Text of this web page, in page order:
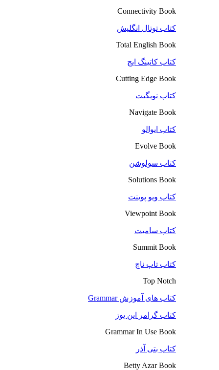
Connectivity Book
کتاب توتال انگلیش
Total English Book
کتاب کاتینگ ایج
Cutting Edge Book
کتاب نویگیت
Navigate Book
کتاب ایوالو
Evolve Book
کتاب سولوشن
Solutions Book
کتاب ویو پوینت
Viewpoint Book
کتاب سامیت
Summit Book
کتاب تاپ ناچ
Top Notch
کتاب های آموزش Grammar
کتاب گرامر این یوز
Grammar In Use Book
کتاب بتی آذر
Betty Azar Book